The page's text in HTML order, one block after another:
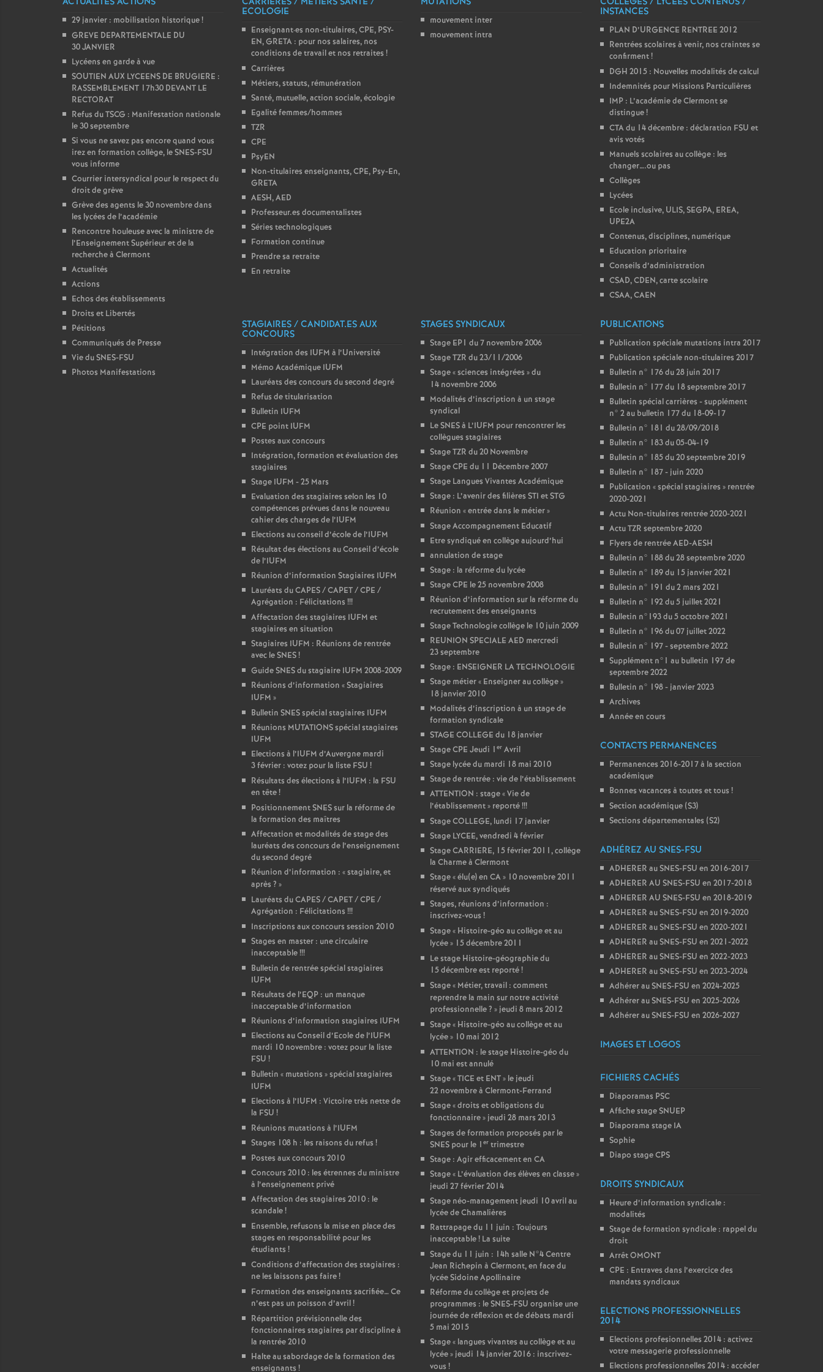
e
m
e
n
s
d
e
c
o
n
d
d
e
g
r
é
O
r
l
é
a
n
s
T
o
u
r
s
29 janvier : mobilisation historique!
GREVE DEPARTEMENTALE DU
30 JANVIER
Lycéens en garde à vue
SOUTIEN AUX LYCEENS DE BRUGIERE :
RASSEMBLEMENT 17h30 DEVANT LE
RECTORAT
Refus du TSCG : Manifestation nationale
le 30 septembre
Si vous ne savez pas encore quand vous
irez en formation collège, le SNES-FSU
vous informe
Courrier intersyndical pour le respect du
droit de grève
Grève des agents le 30 novembre dans
les lycées de l’académie
Rencontre houleuse avec la ministre de
l’Enseignement Supérieur et de la
recherche à Clermont
Actualités
Actions
Echos des établissements
Droits et Libertés
Pétitions
Communiqués de Presse
Vie du SNES-FSU
Photos Manifestations
ECOLOGIE
Enseignant·es non-titulaires, CPE, PSY-
EN, GRETA : pour nos salaires, nos
conditions de travail et nos retraites !
Carrières
Métiers, statuts, rémunération
Santé, mutuelle, action sociale, écologie
Egalité femmes/hommes
TZR
CPE
PsyEN
Non-titulaires enseignants, CPE, Psy-En,
GRETA
AESH, AED
Professeur.es documentalistes
Séries technologiques
Formation continue
Prendre sa retraite
En retraite
mouvement inter
mouvement intra
INSTANCES
PLAN D’URGENCE RENTREE 2012
Rentrées scolaires à venir, nos craintes se
confirment!
DGH 2015 : Nouvelles modalités de calcul
Indemnités pour Missions Particulières
IMP : L’académie de Clermont se
distingue!
CTA du 14 décembre : déclaration FSU et
avis votés
Manuels scolaires au collège : les
changer….ou pas
Collèges
Lycées
Ecole inclusive, ULIS, SEGPA, EREA,
UPE2A
Contenus, disciplines, numérique
Education prioritaire
Conseils d’administration
CSAD, CDEN, carte scolaire
CSAA, CAEN
STAGIAIRES / CANDIDAT.ES AUX
CONCOURS
Intégration des IUFM à l’Université
Mémo Académique IUFM
Lauréats des concours du second degré
Refus de titularisation
Bulletin IUFM
CPE point IUFM
Postes aux concours
Intégration, formation et évaluation des
stagiaires
Stage IUFM - 25 Mars
Evaluation des stagiaires selon les 10
compétences prévues dans le nouveau
cahier des charges de l’IUFM
Elections au conseil d’école de l’IUFM
Résultat des élections au Conseil d’école
de l’IUFM
Réunion d’information Stagiaires IUFM
Lauréats du CAPES / CAPET / CPE /
Agrégation : Félicitations !!!
Affectation des stagiaires IUFM et
stagiaires en situation
Stagiaires IUFM : Réunions de rentrée
avec le SNES!
Guide SNES du stagiaire IUFM 2008-2009
Réunions d’information «Stagiaires
IUFM »
Bulletin SNES spécial stagiaires IUFM
Réunions MUTATIONS spécial stagiaires
IUFM
Elections à l’IUFM d’Auvergne mardi
3 février : votez pour la liste FSU !
Résultats des élections à l’IUFM : la FSU
en tête!
Positionnement SNES sur la réforme de
la formation des maîtres
Affectation et modalités de stage des
lauréats des concours de l’enseignement
du second degré
Réunion d’information : «stagiaire, et
après ? »
Lauréats du CAPES / CAPET / CPE /
Agrégation : Félicitations !!!
Inscriptions aux concours session 2010
Stages en master : une circulaire
inacceptable!!!
Bulletin de rentrée spécial stagiaires
IUFM
Résultats de l’EQP : un manque
inacceptable d’information
Réunions d’information stagiaires IUFM
Elections au Conseil d’Ecole de l’IUFM
mardi 10 novembre : votez pour la liste
FSU !
Bulletin « mutations » spécial stagiaires
IUFM
Elections à l’IUFM : Victoire très nette de
la FSU !
Réunions mutations à l’IUFM
Stages 108 h : les raisons du refus !
Postes aux concours 2010
Concours 2010 : les étrennes du ministre
à l’enseignement privé
Affectation des stagiaires 2010 : le
scandale!
Ensemble, refusons la mise en place des
stages en responsabilité pour les
étudiants !
Conditions d’affectation des stagiaires :
ne les laissons pas faire!
Formation des enseignants sacrifiée… Ce
n’est pas un poisson d’avril!
Répartition prévisionnelle des
fonctionnaires stagiaires par discipline à
la rentrée 2010
Halte au sabordage de la formation des
enseignants !
STAGES SYNDICAUX
Stage EP1 du 7 novembre 2006
Stage TZR du 23/11/2006
Stage «sciences intégrées » du
14 novembre 2006
Modalités d’inscription à un stage
syndical
Le SNES à L’IUFM pour rencontrer les
collègues stagiaires
Stage TZR du 20 Novembre
Stage CPE du 11 Décembre 2007
Stage Langues Vivantes Académique
Stage : L’avenir des filières STI et STG
Réunion «entrée dans le métier»
Stage Accompagnement Educatif
Etre syndiqué en collège aujourd’hui
annulation de stage
Stage : la réforme du lycée
Stage CPE le 25 novembre 2008
Réunion d’information sur la réforme du
recrutement des enseignants
Stage Technologie collège le 10 juin 2009
REUNION SPECIALE AED mercredi
23 septembre
Stage : ENSEIGNER LA TECHNOLOGIE
Stage métier « Enseigner au collège»
18 janvier 2010
Modalités d’inscription à un stage de
formation syndicale
STAGE COLLEGE du 18 janvier
Stage CPE Jeudi 1 er Avril
Stage lycée du mardi 18 mai 2010
Stage de rentrée : vie de l’établissement
ATTENTION : stage «Vie de
l’établissement» reporté!!!
Stage COLLEGE, lundi 17 janvier
Stage LYCEE, vendredi 4 février
Stage CARRIERE, 15 février 2011, collège
la Charme à Clermont
Stage «élu(e) en CA» 10 novembre 2011
réservé aux syndiqués
Stages, réunions d’information :
inscrivez-vous !
Stage « Histoire-géo au collège et au
lycée» 15 décembre 2011
Le stage Histoire-géographie du
15 décembre est reporté!
Stage « Métier, travail : comment
reprendre la main sur notre activité
professionnelle? » jeudi 8 mars 2012
Stage « Histoire-géo au collège et au
lycée» 10 mai 2012
ATTENTION : le stage Histoire-géo du
10 mai est annulé
Stage «TICE et ENT» le jeudi
22 novembre à Clermont-Ferrand
Stage «droits et obligations du
fonctionnaire» jeudi 28 mars 2013
Stages de formation proposés par le
SNES pour le 1 er trimestre
Stage : Agir efficacement en CA
Stage « L’évaluation des élèves en classe»
jeudi 27 février 2014
Stage néo-management jeudi 10 avril au
lycée de Chamalières
Rattrapage du 11 juin : Toujours
inacceptable! La suite
Stage du 11 juin : 14h salle N°4 Centre
Jean Richepin à Clermont, en face du
lycée Sidoine Apollinaire
Réforme du collège et projets de
programmes : le SNES-FSU organise une
journée de réflexion et de débats mardi
5 mai 2015
Stage « langues vivantes au collège et au
lycée» jeudi 14 janvier 2016 : inscrivez-
vous !
PUBLICATIONS
Publication spéciale mutations intra 2017
Publication spéciale non-titulaires 2017
Bulletin n° 176 du 28 juin 2017
Bulletin n° 177 du 18 septembre 2017
Bulletin spécial carrières - supplément
n° 2 au bulletin 177 du 18-09-17
Bulletin n° 181 du 28/09/2018
Bulletin n° 183 du 05-04-19
Bulletin n° 185 du 20 septembre 2019
Bulletin n° 187 - juin 2020
Publication «spécial stagiaires » rentrée
2020-2021
Actu Non-titulaires rentrée 2020-2021
Actu TZR septembre 2020
Flyers de rentrée AED-AESH
Bulletin n° 188 du 28 septembre 2020
Bulletin n° 189 du 15 janvier 2021
Bulletin n° 191 du 2 mars 2021
Bulletin n° 192 du 5 juillet 2021
Bulletin n°193 du 5 octobre 2021
Bulletin n° 196 du 07 juillet 2022
Bulletin n° 197 - septembre 2022
Supplément n°1 au bulletin 197 de
septembre 2022
Bulletin n° 198 - janvier 2023
Archives
Année en cours
CONTACTS PERMANENCES
Permanences 2016-2017 à la section
académique
Bonnes vacances à toutes et tous !
Section académique (S3)
Sections départementales (S2)
ADHÉREZ AU SNES-FSU
ADHERER au SNES-FSU en 2016-2017
ADHERER AU SNES-FSU en 2017-2018
ADHERER AU SNES-FSU en 2018-2019
ADHERER au SNES-FSU en 2019-2020
ADHERER au SNES-FSU en 2020-2021
ADHERER au SNES-FSU en 2021-2022
ADHERER au SNES-FSU en 2022-2023
ADHERER au SNES-FSU en 2023-2024
Adhérer au SNES-FSU en 2024-2025
Adhérer au SNES-FSU en 2025-2026
Adhérer au SNES-FSU en 2026-2027
IMAGES ET LOGOS
FICHIERS CACHÉS
Diaporamas PSC
Affiche stage SNUEP
Diaporama stage IA
Sophie
Diapo stage CPS
DROITS SYNDICAUX
Heure d’information syndicale :
modalités
Stage de formation syndicale : rappel du
droit
Arrêt OMONT
CPE : Entraves dans l’exercice des
mandats syndicaux
ELECTIONS PROFESSIONNELLES
2014
Elections profesionnelles 2014 : activez
votre messagerie professionnelle
Elections professionnelles 2014 : accéder